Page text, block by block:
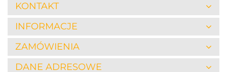
KONTAKT
INFORMACJE
ZAMÓWIENIA
DANE ADRESOWE